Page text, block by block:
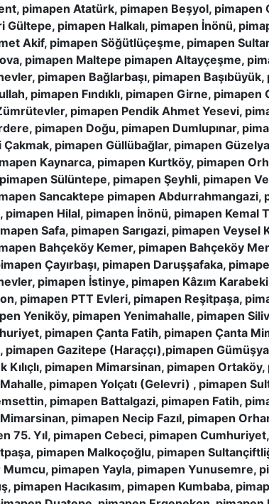
pimapen Atatürk, pimapen Beşyol,
Gültepe, pimapen Halkalı, pimapen İnönü,
Akif, pimapen Söğütlüçeşme, pimapen
pimapen Maltepe pimapen Altayçeşme,
pimapen Bağlarbaşı, pimapen
pimapen Fındıklı, pimapen Girne,
pimapen Pendik Ahmet Yesevi,
pimapen Doğu, pimapen Dumlupınar,
Çakmak, pimapen Güllübağlar, pimapen
Kaynarca, pimapen Kurtköy, pimapen
Sülüntepe, pimapen Şeyhli, pimapen
Sancaktepe pimapen
pimapen Hilal, pimapen İnönü, pimapen
Safa, pimapen Sarıgazi, pimapen
Bahçeköy Kemer, pimapen Bahçeköy
Çayırbaşı, pimapen Daruşşafaka,
pimapen İstinye, pimapen Kâzım
pimapen PTT Evleri, pimapen Reşitpaşa,
Yeniköy, pimapen Yenimahalle, pimapen
pimapen Çanta Fatih, pimapen Çanta
pimapen Gazitepe (Haraççı),pimapen
Kılıçlı, pimapen Mimarsinan, pimapen
pimapen Yolçatı (Gelevri) , pimapen
pimapen Battalgazi, pimapen Fatih,
pimapen Necip Fazıl, pimapen
75. Yıl, pimapen Cebeci, pimapen
pimapen Malkoçoğlu, pimapen
pimapen Yayla, pimapen Yunusemre,
pimapen Hacıkasım, pimapen Kumbaba,